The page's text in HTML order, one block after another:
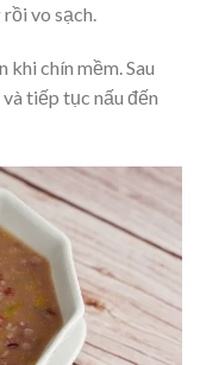
vo sạch.
chín mềm. Sau
tiếp tục nấu đến